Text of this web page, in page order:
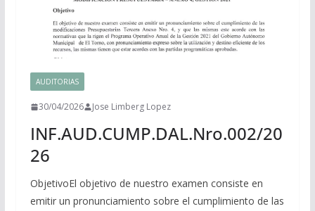
AUDITORIAS
30/04/2026 Jose Limberg Lopez
INF.AUD.CUMP.DAL.Nro.002/20
26
ObjetivoEl objetivo de nuestro examen consiste en
emitir un pronunciamiento sobre el cumplimiento de las